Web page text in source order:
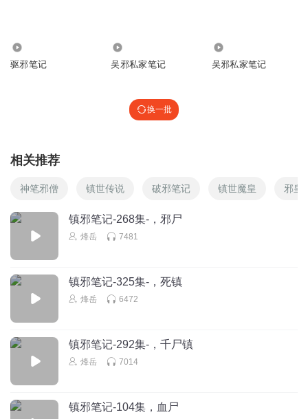
驱邪笔记 吴邪私家笔记 吴邪私家笔记
换一批
相关推荐
神笔邪僧 镇世传说 破邪笔记 镇世魔皇 邪皇
镇邪笔记-268集-，邪尸
烽岳 7481
镇邪笔记-325集-，死镇
烽岳 6472
镇邪笔记-292集-，千尸镇
烽岳 7014
镇邪笔记-104集，血尸